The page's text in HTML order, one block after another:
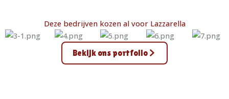
Deze bedrijven kozen al voor Lazzarella
Bekijk ons portfolio